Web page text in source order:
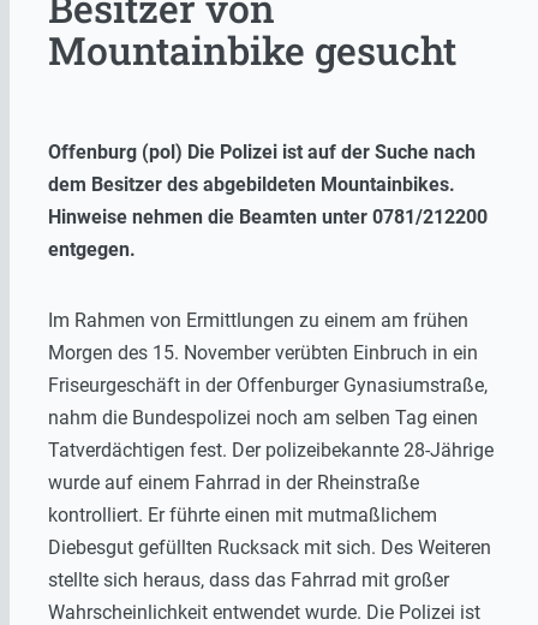
Mountainbike gesucht
Offenburg (pol) Die Polizei ist auf der Suche nach
dem Besitzer des abgebildeten Mountainbikes.
Hinweise nehmen die Beamten unter 0781/212200
entgegen.
Im Rahmen von Ermittlungen zu einem am frühen
Morgen des 15. November verübten Einbruch in ein
Friseurgeschäft in der Offenburger Gynasiumstraße,
nahm die Bundespolizei noch am selben Tag einen
Tatverdächtigen fest. Der polizeibekannte 28-Jährige
wurde auf einem Fahrrad in der Rheinstraße
kontrolliert. Er führte einen mit mutmaßlichem
Diebesgut gefüllten Rucksack mit sich. Des Weiteren
stellte sich heraus, dass das Fahrrad mit großer
Wahrscheinlichkeit entwendet wurde. Die Polizei ist